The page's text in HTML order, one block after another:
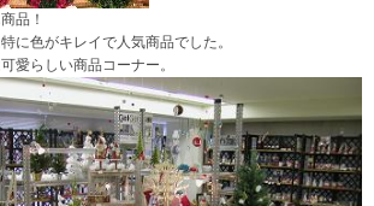
品！
に色がキレイで人気商品でした。
愛らしい商品コーナー。